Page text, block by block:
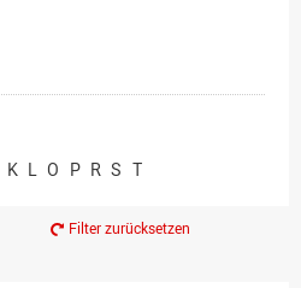
K L O P R S T
Filter zurücksetzen